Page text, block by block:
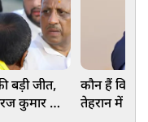
बड़ी जीत,
कुमार को
कौन हैं
तेहरान में दी